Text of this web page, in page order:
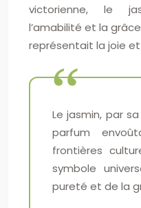
victorienne, le
l’amabilité et la
représentait la joie et
Le jasmin, par
parfum
frontières
symbole
pureté et de la